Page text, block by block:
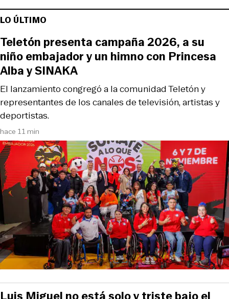
LO ÚLTIMO
hace 11 min
El lanzamiento congregó a la comunidad Teletón y
representantes de los canales de televisión, artistas y
deportistas.
Teletón presenta campaña 2026, a su
niño embajador y un himno con Princesa
Alba y SINAKA